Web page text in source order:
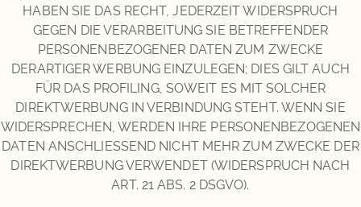
HABEN SIE DAS RECHT, JEDERZEIT WIDERSPRUCH
GEGEN DIE VERARBEITUNG SIE BETREFFENDER
PERSONENBEZOGENER DATEN ZUM ZWECKE
DERARTIGER WERBUNG EINZULEGEN; DIES GILT AUCH
FÜR DAS PROFILING, SOWEIT ES MIT SOLCHER
DIREKTWERBUNG IN VERBINDUNG STEHT. WENN SIE
WIDERSPRECHEN, WERDEN IHRE PERSONENBEZOGENEN
DATEN ANSCHLIESSEND NICHT MEHR ZUM ZWECKE DER
DIREKTWERBUNG VERWENDET (WIDERSPRUCH NACH
ART. 21 ABS. 2 DSGVO).